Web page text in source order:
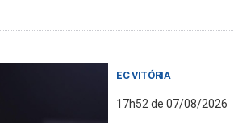
EC VITÓRIA
17h52 de 07/08/2026